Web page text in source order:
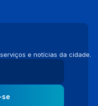
e notícias da cidade.
se